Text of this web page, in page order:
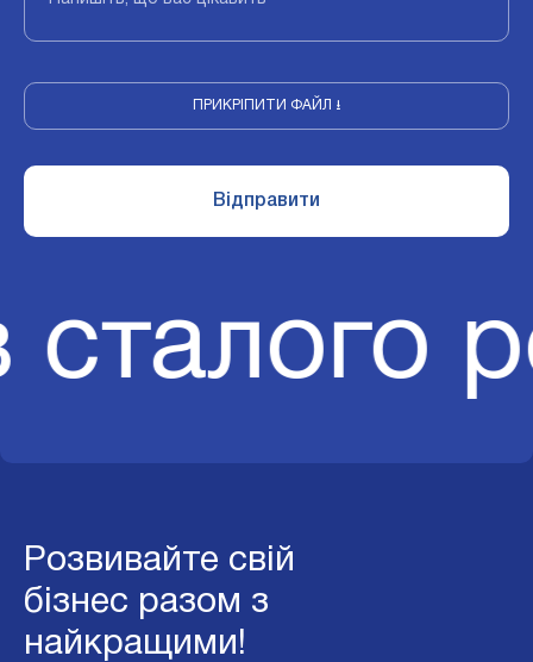
ПРИКРІПИТИ ФАЙЛ ⭳
сталого
Розвивайте свій
бізнес разом з
найкращими!